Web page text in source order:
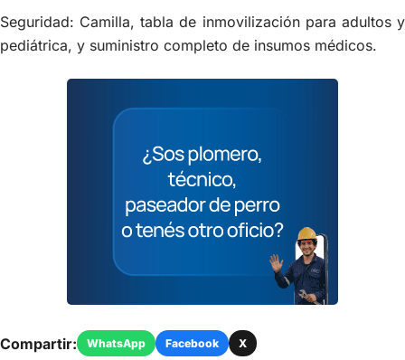
Seguridad: Camilla, tabla de inmovilización para adultos y
pediátrica, y suministro completo de insumos médicos.
Compartir: WhatsApp Facebook X